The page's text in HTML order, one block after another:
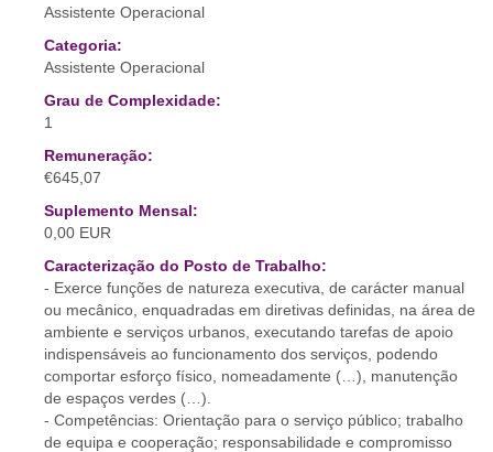
Assistente Operacional
Categoria:
Assistente Operacional
Grau de Complexidade:
1
Remuneração:
€645,07
Suplemento Mensal:
0,00 EUR
Caracterização do Posto de Trabalho:
- Exerce funções de natureza executiva, de carácter manual
ou mecânico, enquadradas em diretivas definidas, na área de
ambiente e serviços urbanos, executando tarefas de apoio
indispensáveis ao funcionamento dos serviços, podendo
comportar esforço físico, nomeadamente (…), manutenção
de espaços verdes (…).
- Competências: Orientação para o serviço público; trabalho
de equipa e cooperação; responsabilidade e compromisso